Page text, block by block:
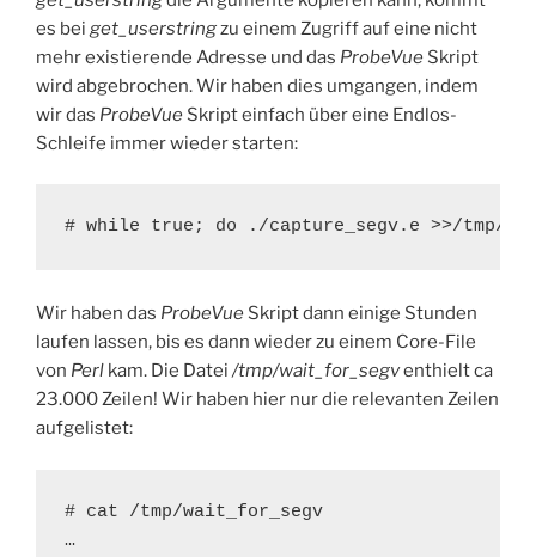
es bei get_userstringzu einem Zugriff auf eine nicht
mehr existierende Adresse und das ProbeVue Skript
wird abgebrochen. Wir haben dies umgangen, indem
wir das ProbeVue Skript einfach über eine Endlos-
Schleife immer wieder starten:
# while true; do ./capture_segv.e >>/tmp/
Wir haben das ProbeVue Skript dann einige Stunden
laufen lassen, bis es dann wieder zu einem Core-File
von Perl kam. Die Datei /tmp/wait_for_segventhielt ca
23.000 Zeilen! Wir haben hier nur die relevanten Zeilen
aufgelistet:
# cat /tmp/wait_for_segv
…